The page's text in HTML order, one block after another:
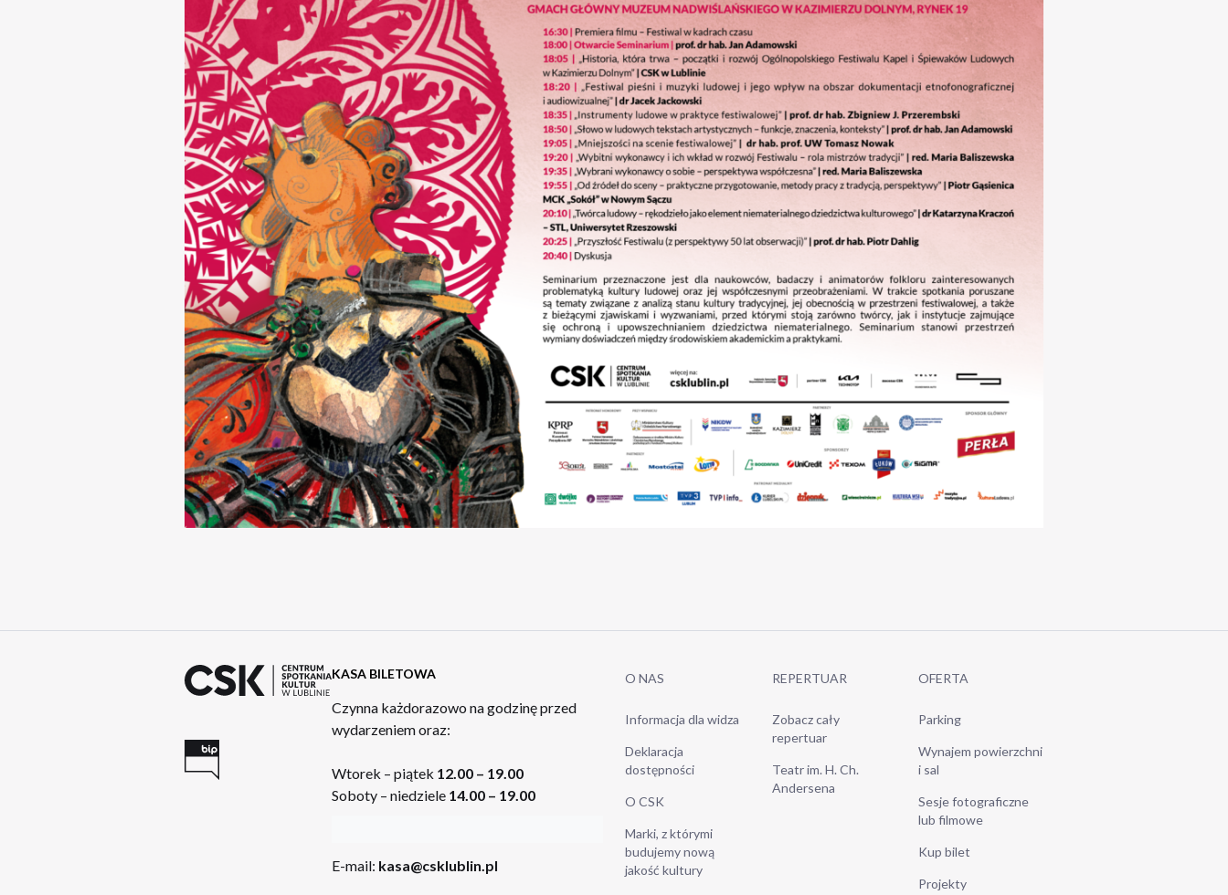
KASA BILETOWA
Czynna każdorazowo na godzinę przed
wydarzeniem oraz:
Wtorek – piątek 12.00 – 19.00
Soboty – niedziele 14.00 – 19.00
E-mail: kasa@csklublin.pl
O NAS
Informacja dla widza
Deklaracja
dostępności
O CSK
Marki, z którymi
budujemy nową
jakość kultury
REPERTUAR
Zobacz cały
repertuar
Teatr im. H. Ch.
Andersena
OFERTA
Parking
Wynajem powierzchni
i sal
Sesje fotograficzne
lub filmowe
Kup bilet
Projekty